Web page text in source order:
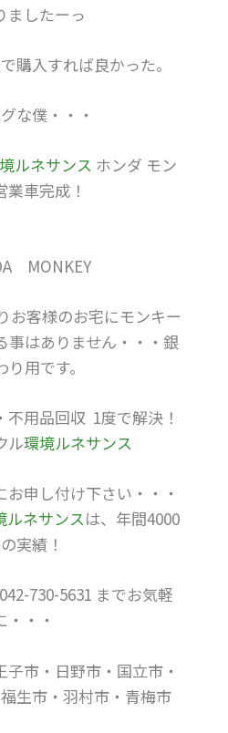
ましたーっ
購入すれば良かった。
な僕・・・
ルネサンス ホンダ モン
業車完成！
MONKEY
お客様のお宅にモンキー
事はありません・・・銀
用です。
用品回収 1度で解決！
ル環境ルネサンス
申し付け下さい・・・
ルネサンスは、年間4000
実績！
730-5631 までお気軽
・・・
市・日野市・国立市・
生市・羽村市・青梅市